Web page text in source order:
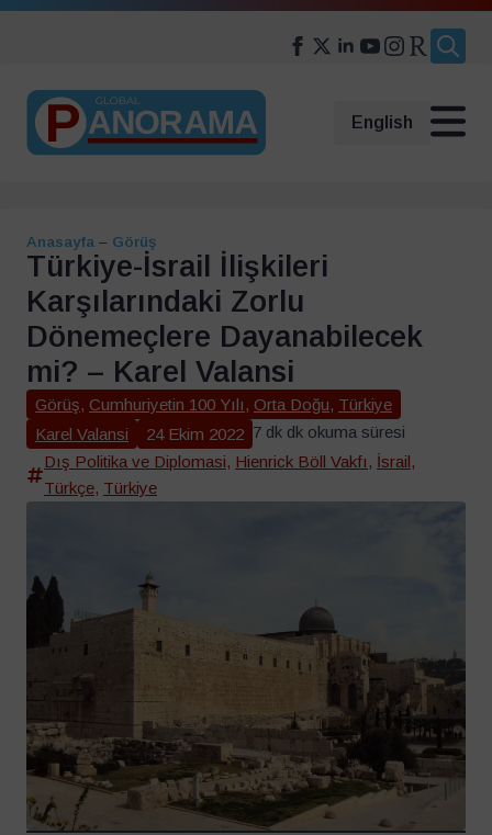
English
Anasayfa – Görüş
Türkiye-İsrail İlişkileri
Karşılarındaki Zorlu
Dönemeçlere Dayanabilecek
mi? – Karel Valansi
Görüş, Cumhuriyetin 100 Yılı , Orta Doğu, Türkiye
Karel Valansi
24 Ekim 2022 7 dk dk okuma süresi
Dış Politika ve Diplomasi, Hienrick Böll Vakfı , İsrail,
Türkçe, Türkiye